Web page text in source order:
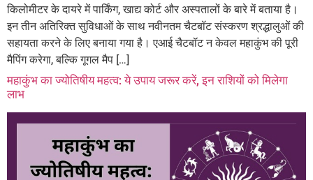
किलोमीटर के दायरे में पार्किंग, खाद्य कोर्ट और अस्पतालों के बारे में बताया है।
इन तीन अतिरिक्त सुविधाओं के साथ नवीनतम चैटबॉट संस्करण श्रद्धालुओं की
सहायता करने के लिए बनाया गया है। एआई चैटबॉट न केवल महाकुंभ की पूरी
मैपिंग करेगा, बल्कि गूगल मैप […]
महाकुंभ का ज्योतिषीय महत्व: ये उपाय जरूर करें, इन राशियों को मिलेगा
लाभ